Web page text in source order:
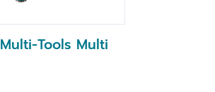
Multi-Tools Multi